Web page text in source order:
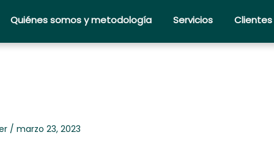
Quiénes somos y metodología Servicios Clientes
/marzo 23, 2023